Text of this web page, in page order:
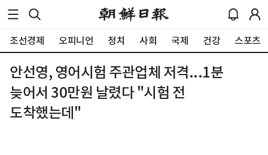
조선경제 오피니언 정치 사회 국제 건강 스포츠
안선영, 영어시험 주관업체 저격...1분
늦어서 30만원 날렸다 "시험 전
도착했는데"